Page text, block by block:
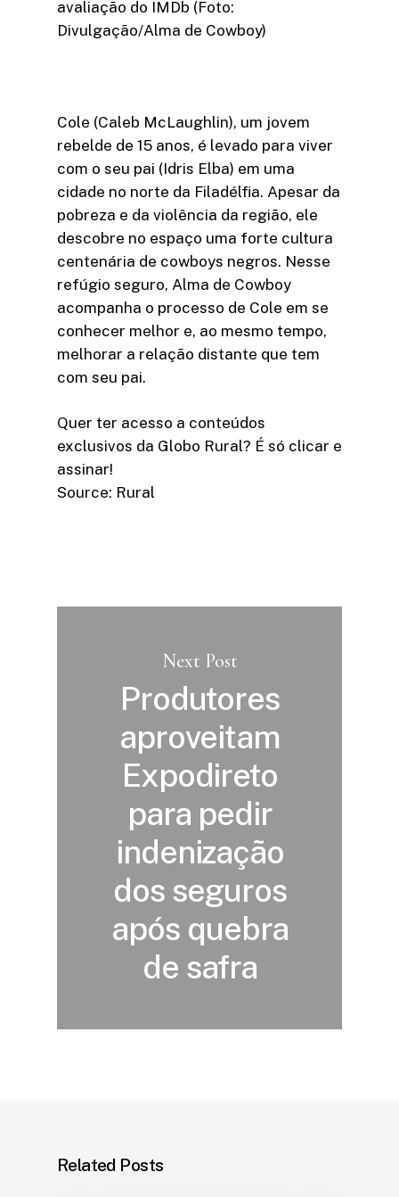
avaliação do IMDb (Foto:
Divulgação/Alma de Cowboy)
Cole (Caleb McLaughlin), um jovem
rebelde de 15 anos, é levado para viver
com o seu pai (Idris Elba) em uma
cidade no norte da Filadélfia. Apesar da
pobreza e da violência da região, ele
descobre no espaço uma forte cultura
centenária de cowboys negros. Nesse
refúgio seguro, Alma de Cowboy
acompanha o processo de Cole em se
conhecer melhor e, ao mesmo tempo,
melhorar a relação distante que tem
com seu pai.
Quer ter acesso a conteúdos
exclusivos da Globo Rural? É só clicar e
assinar!​
Source: Rural
Next Post
Produtores
aproveitam
Expodireto
para pedir
indenização
dos seguros
após quebra
de safra
Related Posts